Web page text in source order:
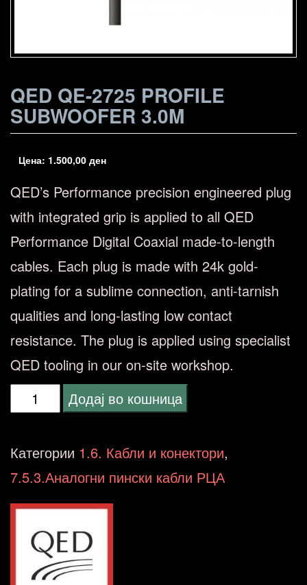
QED QE-2725 PROFILE
SUBWOOFER 3.0M
Цена: 1.500,00 ден
QED’s Performance precision engineered plug
with integrated grip is applied to all QED
Performance Digital Coaxial made-to-length
cables. Each plug is made with 24k gold-
plating for a sublime connection, anti-tarnish
qualities and long-lasting low contact
resistance. The plug is applied using specialist
QED tooling in our on-site workshop.
QED
2725
PROFILE
количина
Додај во кошница
Категории 1.6. Кабли и конектори,
7.5.3.Аналогни пински кабли РЦА